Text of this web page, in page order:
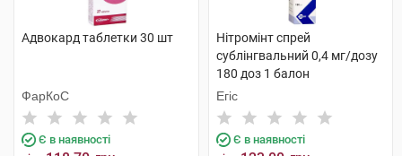
Адвокард таблетки 30 шт
ФарКоС
Є в наявності
Нітромінт спрей
сублінгвальний 0,4 мг/дозу
180 доз 1 балон
Егіс
Є в наявності